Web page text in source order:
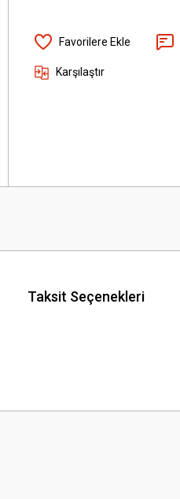
Karşılaştır
Taksit Seçenekleri